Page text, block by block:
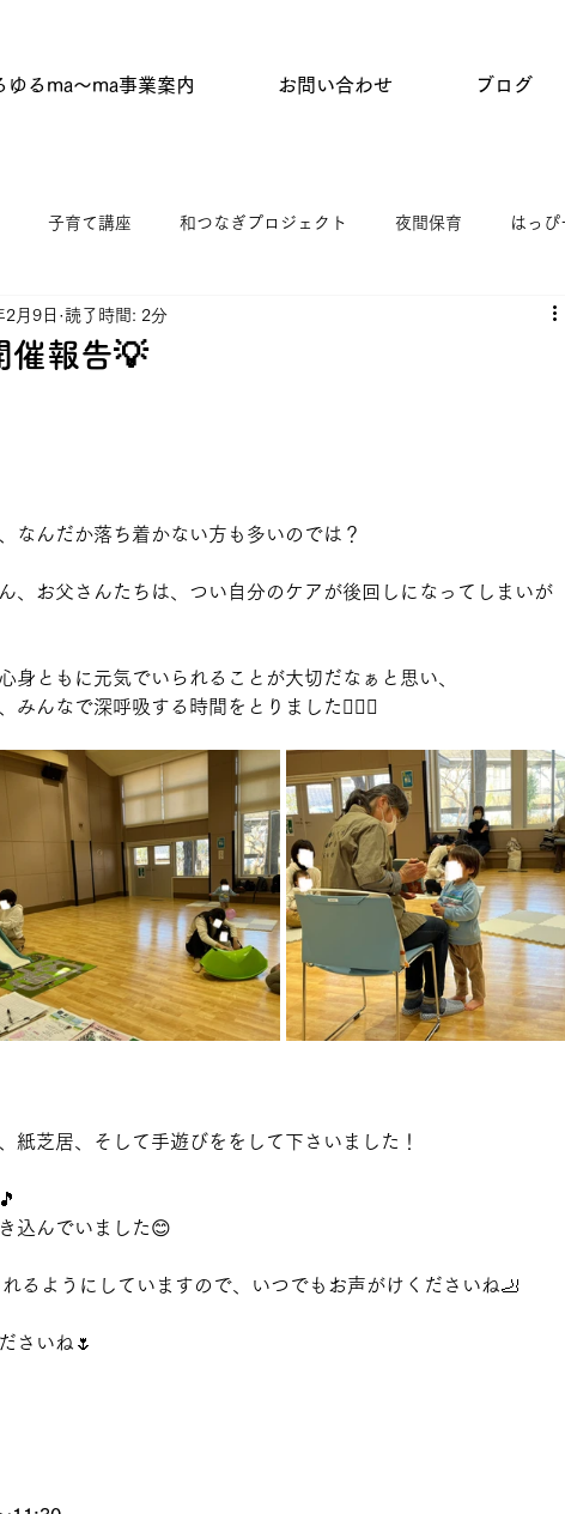
ゆるma〜ma事業案内 お問い合わせ ブログ
子育て講座 和つなぎプロジェクト 夜間保育 はっぴ
っぱひろば 杉並わっか塾 ゆう
原
催報告💡
2月9日 読了時間: 2分
なんだか落ち着かない方も多いのでは？
、お父さんたちは、つい自分のケアが後回しになってしまいが
身ともに元気でいられることが大切だなぁと思い、
んなで深呼吸する時間をとりました😮‍💨💓
紙芝居、そして手遊びををして下さいました！
込んでいました😊
るようにしていますので、いつでもお声がけくださいね🦶
さいね🌷